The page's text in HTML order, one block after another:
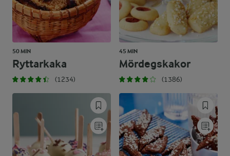
50 MIN
Ryttarkaka
(1234)
45 MIN
Mördegskakor
(1386)